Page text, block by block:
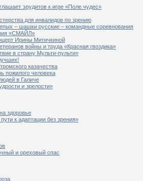
эрудитов к игре «Поле чудес»
для инвалидов по зрению
– шашки русские – командные соревнования
«СМАЙЛ»
Ирины Митичкиной
войны и труда «Красная гвоздика»
в страну Мульти-пульти»
казачества
пожилого человека
в Галиче
и зрелости»
здоровье
к адаптации без зрения»
и ореховый спас